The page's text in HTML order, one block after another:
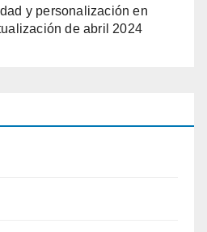
y personalización en
de abril 2024